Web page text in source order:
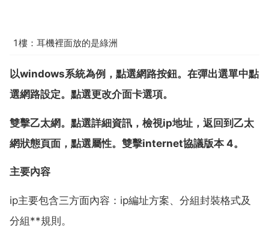
1樓：耳機裡面放的是綠洲
以windows系統為例，點選網路按鈕。在彈出選單中點
選網路設定。點選更改介面卡選項。
雙擊乙太網。點選詳細資訊，檢視ip地址，返回到乙太
網狀態頁面，點選屬性。雙擊internet協議版本 4。
主要內容
ip主要包含三方面內容：ip編址方案、分組封裝格式及
分組**規則。